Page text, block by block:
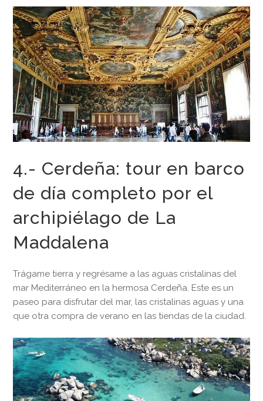
4.- Cerdeña: tour en barco
de día completo por el
archipiélago de La
Maddalena
Trágame tierra y regrésame a las aguas cristalinas del
mar Mediterráneo en la hermosa Cerdeña. Este es un
paseo para disfrutar del mar, las cristalinas aguas y una
que otra compra de verano en las tiendas de la ciudad.